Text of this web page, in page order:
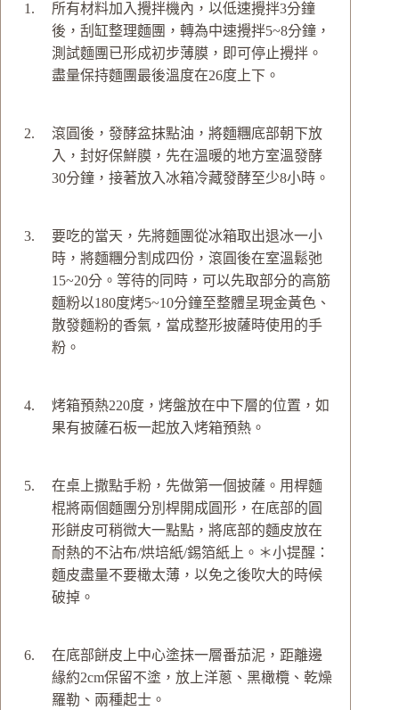
所有材料加入攪拌機內，以低速攪拌3分鐘
後，刮缸整理麵團，轉為中速攪拌5~8分鐘，
測試麵團已形成初步薄膜，即可停止攪拌。
盡量保持麵團最後溫度在26度上下。
滾圓後，發酵盆抹點油，將麵糰底部朝下放
入，封好保鮮膜，先在溫暖的地方室溫發酵
30分鐘，接著放入冰箱冷藏發酵至少8小時。
要吃的當天，先將麵團從冰箱取出退冰一小
時，將麵糰分割成四份，滾圓後在室溫鬆弛
15~20分。等待的同時，可以先取部分的高筋
麵粉以180度烤5~10分鐘至整體呈現金黃色、
散發麵粉的香氣，當成整形披薩時使用的手
粉。
烤箱預熱220度，烤盤放在中下層的位置，如
果有披薩石板一起放入烤箱預熱。
在桌上撒點手粉，先做第一個披薩。用桿麵
棍將兩個麵團分別桿開成圓形，在底部的圓
形餅皮可稍微大一點點，將底部的麵皮放在
耐熱的不沾布/烘培紙/錫箔紙上。＊小提醒：
麵皮盡量不要橄太薄，以免之後吹大的時候
破掉。
在底部餅皮上中心塗抹一層番茄泥，距離邊
緣約2cm保留不塗，放上洋蔥、黑橄欖、乾燥
羅勒、兩種起士。